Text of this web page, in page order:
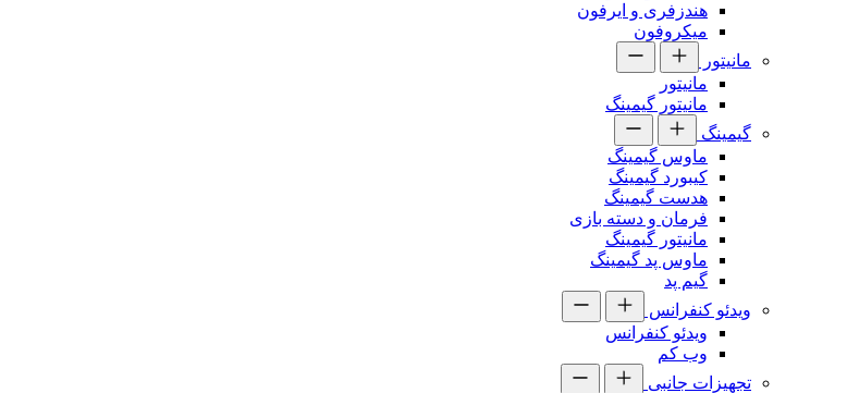
هندزفری و ایرفون
میکروفون
مانیتور
مانیتور
مانیتور گیمینگ
گیمینگ
ماوس گیمینگ
کیبورد گیمینگ
هدست گیمینگ
فرمان و دسته بازی
مانیتور گیمینگ
ماوس پد گیمینگ
گیم پد
ویدئو کنفرانس
ویدئو کنفرانس
وب کم
تجهیزات جانبی